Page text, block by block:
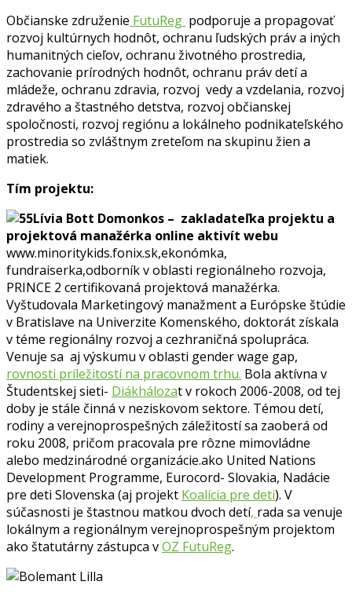
Občianske združenie FutuReg podporuje a propagovať
rozvoj kultúrnych hodnôt, ochranu ľudských práv a iných
humanitných cieľov, ochranu životného prostredia,
zachovanie prírodných hodnôt, ochranu práv detí a
mládeže, ochranu zdravia, rozvoj vedy a vzdelania, rozvoj
zdravého a štastného detstva, rozvoj občianskej
spoločnosti, rozvoj regiónu a lokálneho podnikateľského
prostredia so zvláštnym zreteľom na skupinu žien a
matiek.
Tím projektu:
Lívia Bott Domonkos – zakladateľka projektu a
projektová manažérka online aktivít webu
www.minoritykids.fonix.sk,ekonómka,
fundraiserka,odborník v oblasti regionálneho rozvoja,
PRINCE 2 certifikovaná projektová manažérka.
Vyštudovala Marketingový manažment a Európske štúdie
v Bratislave na Univerzite Komenského, doktorát získala
v téme regionálny rozvoj a cezhraničná spolupráca.
Venuje sa aj výskumu v oblasti gender wage gap,
rovnosti príležitostí na pracovnom trhu. Bola aktívna v
Študentskej sieti- Diákhálozat v rokoch 2006-2008, od tej
doby je stále činná v neziskovom sektore. Témou detí,
rodiny a verejnoprospešných záležitostí sa zaoberá od
roku 2008, pričom pracovala pre rôzne mimovládne
alebo medzinárodné organizácie.ako United Nations
Development Programme, Eurocord- Slovakia, Nadácie
pre deti Slovenska (aj projekt Koalícia pre deti). V
súčasnosti je štastnou matkou dvoch detí, rada sa venuje
lokálnym a regionálnym verejnoprospešným projektom
ako štatutárny zástupca vOZ FutuReg.